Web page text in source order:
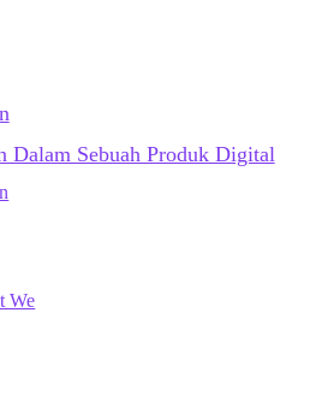
Dalam Sebuah Produk Digital
We